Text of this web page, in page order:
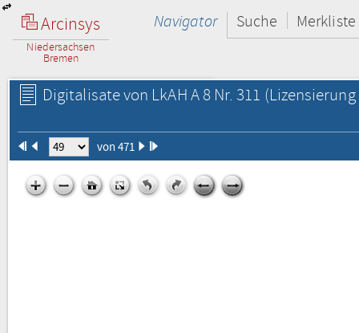
Arcinsys
Niedersachsen
Bremen
Navigator Suche Merkliste
Digitalisate von LkAH A 8 Nr. 311
von 471